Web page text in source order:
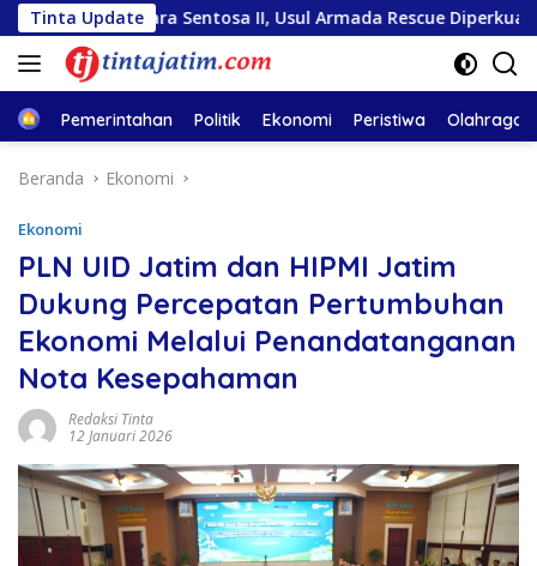
Langsung
ke
konten
Tinta Update
Sentosa II, Usul Armada Rescue Diperkuat
HomePemerintahan Politik Ekonomi Peristiwa Olahraga
Beranda Ekonomi
Ekonomi
PLN UID Jatim dan HIPMI Jatim
Dukung Percepatan Pertumbuhan
Ekonomi Melalui Penandatanganan
Nota Kesepahaman
Redaksi Tinta
12 Januari 2026